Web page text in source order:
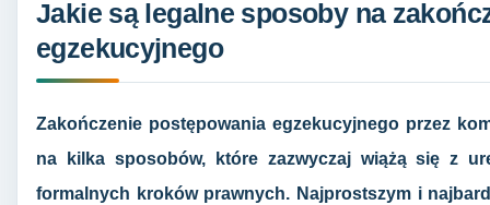
Jakie są legalne sposoby na
egzekucyjnego
Zakończenie postępowania egzekucyjnego przez
na kilka sposobów, które zazwyczaj wiążą się z
formalnych kroków prawnych. Najprostszym i